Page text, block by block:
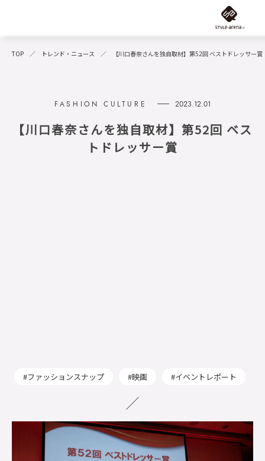
TOP トレンド・ニュース 【川口春奈さんを独自取材】第52回 ベストドレッサー賞
2023.12.01
【川口春奈さんを独自取材】第52回 ベス
トドレッサー賞
ファッションスナップ 映画 イベントレポート